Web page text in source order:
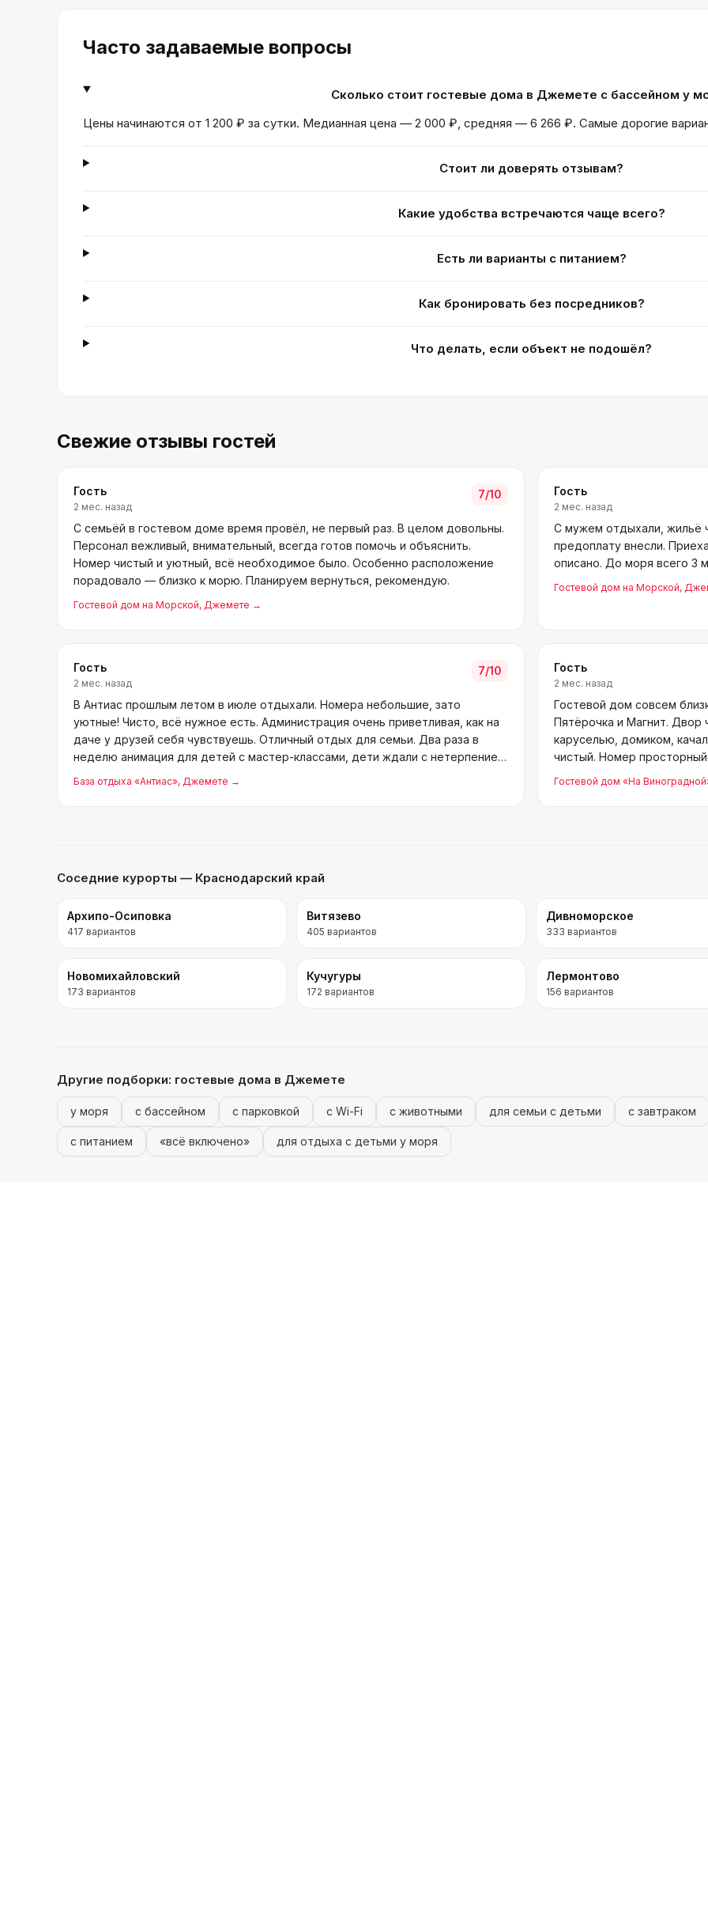
Часто задаваемые вопросы
Сколько стоит гостевые дома в Джемете с бассейном у
Цены начинаются от 1 200 ₽ за сутки. Медианная цена — 2 000 ₽, средняя — 6 266 ₽. Самые дорогие
Стоит ли доверять отзывам?
Какие удобства встречаются чаще всего?
Есть ли варианты с питанием?
Как бронировать без посредников?
Что делать, если объект не подошёл?
Свежие отзывы гостей
Гость
2 мес. назад
7/10
С семьёй в гостевом доме время провёл, не первый раз. В целом довольны.
Персонал вежливый, внимательный, всегда готов помочь и объяснить.
Номер чистый и уютный, всё необходимое было. Особенно расположение
порадовало — близко к морю. Планируем вернуться, рекомендую.
Гостевой дом на Морской, Джемете →
Гость
2 мес. назад
С мужем отдыхали, жильё
предоплату внесли.
описано. До моря всего 3
Гостевой дом на Морской,
Гость
2 мес. назад
7/10
В Антиас прошлым летом в июле отдыхали. Номера небольшие, зато
уютные! Чисто, всё нужное есть. Администрация очень приветливая, как на
даче у друзей себя чувствуешь. Отличный отдых для семьи. Два раза в
неделю анимация для детей с мастер-классами, дети ждали с нетерпением.
База отдыха «Антиас», Джемете →
Гость
2 мес. назад
Гостевой дом совсем
Пятёрочка и Магнит. Двор
каруселью, домиком,
чистый. Номер
Полотен
Гостевой дом «На
Соседние курорты — Краснодарский край
Архипо-Осиповка
417 вариантов
Витязево
405 вариантов
Дивноморское
333 вариантов
Новомихайловский
173 вариантов
Кучугуры
172 вариантов
Лермонтово
156 вариантов
Другие подборки: гостевые дома в Джемете
у моря с бассейном с парковкой с Wi-Fi с животными для семьи с детьми с завтраком
с питанием «всё включено» для отдыха с детьми у моря